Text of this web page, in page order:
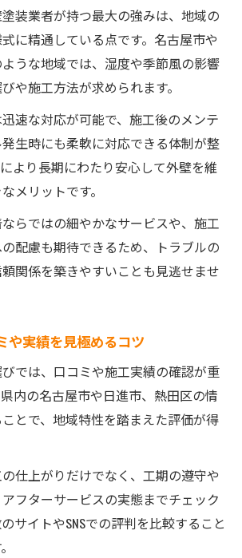
装業者が持つ最大の強みは、地域の
に精通している点です。名古屋市や
うな地域では、湿度や季節風の影響
や施工方法が求められます。
速な対応が可能で、施工後のメンテ
生時にも柔軟に対応できる体制が整
より長期にわたり安心して外壁を維
メリットです。
らではの細やかなサービスや、施工
配慮も期待できるため、トラブルの
関係を築きやすいことも見逃せませ
や実績を見極めるコツ
では、口コミや施工実績の確認が重
内の名古屋市や日進市、熱田区の情
とで、地域特性を踏まえた評価が得
仕上がりだけでなく、工期の遵守や
フターサービスの実態までチェック
サイトやSNSでの評判を比較すること